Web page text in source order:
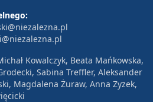
Kowalczyk, Beata Mańkowska,
Sabina Treffler, Aleksander
Magdalena Żuraw, Anna Zyzek,